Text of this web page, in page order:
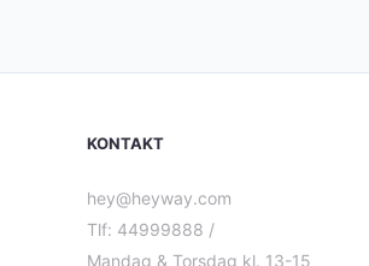
KONTAKT
hey@heyway.com
Tlf: 44999888 /
Mandag & Torsdag kl. 13-15